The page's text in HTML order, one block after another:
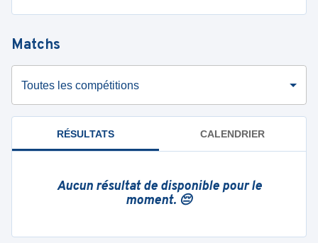
Matchs
Toutes les compétitions
RÉSULTATS CALENDRIER
Aucun résultat de disponible pour le
moment. 😔